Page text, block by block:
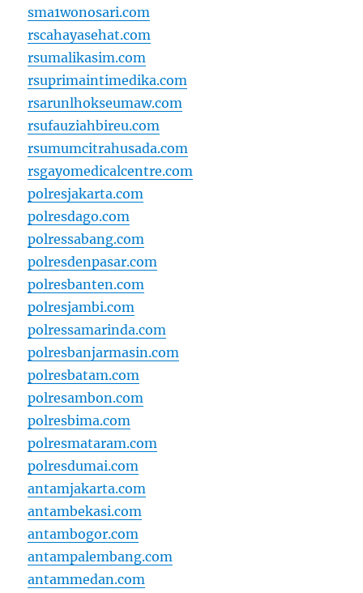
sma1wonosari.com
rscahayasehat.com
rsumalikasim.com
rsuprimaintimedika.com
rsarunlhokseumaw.com
rsufauziahbireu.com
rsumumcitrahusada.com
rsgayomedicalcentre.com
polresjakarta.com
polresdago.com
polressabang.com
polresdenpasar.com
polresbanten.com
polresjambi.com
polressamarinda.com
polresbanjarmasin.com
polresbatam.com
polresambon.com
polresbima.com
polresmataram.com
polresdumai.com
antamjakarta.com
antambekasi.com
antambogor.com
antampalembang.com
antammedan.com